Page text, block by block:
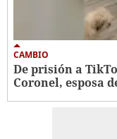
CAMBIO
De prisión a
Coronel, esposa